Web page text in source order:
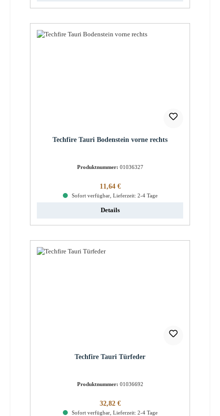
Techfire Tauri Bodenstein vorne rechts
Produktnummer: 01036327
Regulärer Preis:
11,64 €
Sofort verfügbar, Lieferzeit: 2-4 Tage
Details
Techfire Tauri Türfeder
Produktnummer: 01036692
Regulärer Preis:
32,82 €
Sofort verfügbar, Lieferzeit: 2-4 Tage